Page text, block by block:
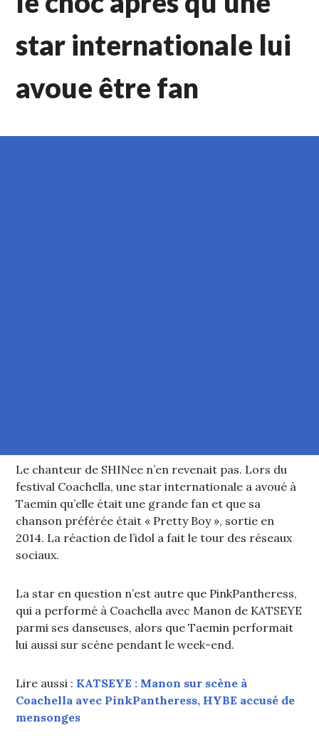
star internationale lui
avoue être fan
Le chanteur de SHINee n’en revenait pas. Lors du
festival Coachella, une star internationale a avoué à
Taemin qu’elle était une grande fan et que sa
chanson préférée était « Pretty Boy », sortie en
2014. La réaction de l’idol a fait le tour des réseaux
sociaux.
La star en question n’est autre que PinkPantheress,
qui a performé à Coachella avec Manon de KATSEYE
parmi ses danseuses, alors que Taemin performait
lui aussi sur scène pendant le week-end.
Lire aussi : KATSEYE : Manon sur scène à
Coachella avec PinkPantheress, HYBE accusé de
mensonges